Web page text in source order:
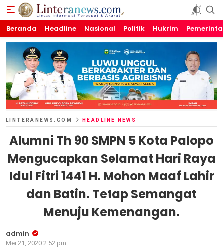
Linteranews.com
Lintas Informasi Tercepat dan Akurat
Beranda Headline Nasional Politik Hukrim
LINTERANEWS.COM HEADLINE NEWS
Alumni Th 90 SMPN 5 Kota Palopo
Mengucapkan Selamat Hari Raya
Idul Fitri 1441 H. Mohon Maaf Lahir
dan Batin. Tetap Semangat
Menuju Kemenangan.
admin
Mei 21, 2020 2:52 pm